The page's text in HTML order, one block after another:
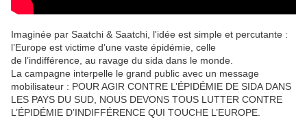
Imaginée par Saatchi & Saatchi, l'idée est simple et percutante :
l’Europe est victime d’une vaste épidémie, celle
de l’indifférence, au ravage du sida dans le monde.
La campagne interpelle le grand public avec un message
mobilisateur : POUR AGIR CONTRE L’ÉPIDÉMIE DE SIDA DANS
LES PAYS DU SUD, NOUS DEVONS TOUS LUTTER CONTRE
L’ÉPIDÉMIE D’INDIFFÉRENCE QUI TOUCHE L’EUROPE.